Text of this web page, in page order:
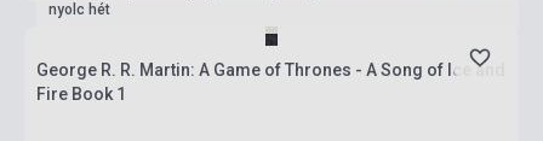
nyolc hét
George R. R. Martin: A Game of Thrones - A Song of Ice and
Fire Book 1